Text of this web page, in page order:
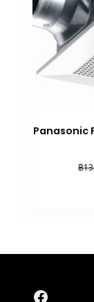
Panasonic
฿
Facebook